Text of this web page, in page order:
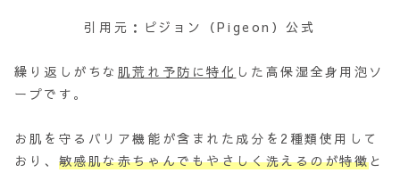
引用元：ピジョン（Pigeon）公式
繰り返しがちな 肌荒れ予防に特化 した高保湿全身用泡ソ
ープです。
お肌を守るバリア機能が含まれた成分を2種類使用して
おり、 敏感肌な赤ちゃんでもやさしく洗えるのが特徴と